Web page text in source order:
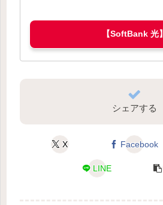
【SoftBank 光】
シェアする
X Facebook
LINE